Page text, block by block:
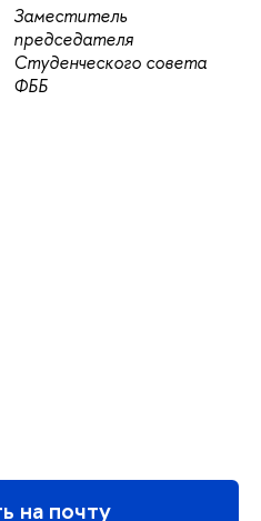
Заместитель
председателя
Студенческого совета
ФББ
на почту